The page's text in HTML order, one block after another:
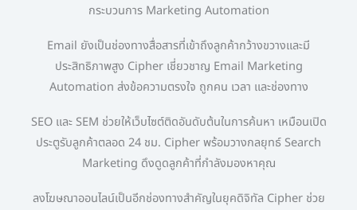
กระบวนการ Marketing Automation
Email ยังเป็นช่องทางสื่อสารที่เข้าถึงลูกค้ากว้างขวางและมี
ประสิทธิภาพสูง Cipher เชี่ยวชาญ Email Marketing
Automation ส่งข้อความตรงใจ ถูกคน เวลา และช่องทาง
SEO และ SEM ช่วยให้เว็บไซต์ติดอันดับต้นในการค้นหา เหมือนเปิด
ประตูรับลูกค้าตลอด 24 ชม. Cipher พร้อมวางกลยุทธ์ Search
Marketing ดึงดูดลูกค้าที่กำลังมองหาคุณ
ลงโฆษณาออนไลน์เป็นอีกช่องทางสำคัญในยุคดิจิทัล Cipher ช่วย